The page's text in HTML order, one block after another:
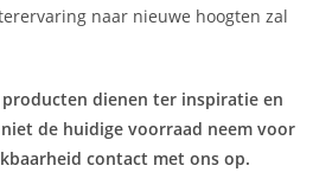
naar nieuwe hoogten zal
dienen ter inspiratie en
de huidige voorraad neem voor
contact met ons op.